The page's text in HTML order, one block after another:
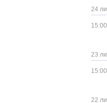
24
15:00
23
15:00
22